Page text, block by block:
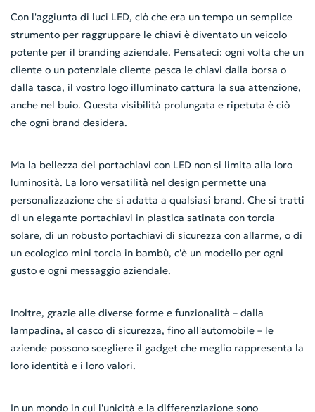
Con l'aggiunta di luci LED, ciò che era un tempo un semplice
strumento per raggruppare le chiavi è diventato un veicolo
potente per il branding aziendale. Pensateci: ogni volta che un
cliente o un potenziale cliente pesca le chiavi dalla borsa o
dalla tasca, il vostro logo illuminato cattura la sua attenzione,
anche nel buio. Questa visibilità prolungata e ripetuta è ciò
che ogni brand desidera.
Ma la bellezza dei portachiavi con LED non si limita alla loro
luminosità. La loro versatilità nel design permette una
personalizzazione che si adatta a qualsiasi brand. Che si tratti
di un elegante portachiavi in plastica satinata con torcia
solare, di un robusto portachiavi di sicurezza con allarme, o di
un ecologico mini torcia in bambù, c'è un modello per ogni
gusto e ogni messaggio aziendale.
Inoltre, grazie alle diverse forme e funzionalità – dalla
lampadina, al casco di sicurezza, fino all'automobile – le
aziende possono scegliere il gadget che meglio rappresenta la
loro identità e i loro valori.
In un mondo in cui l'unicità e la differenziazione sono